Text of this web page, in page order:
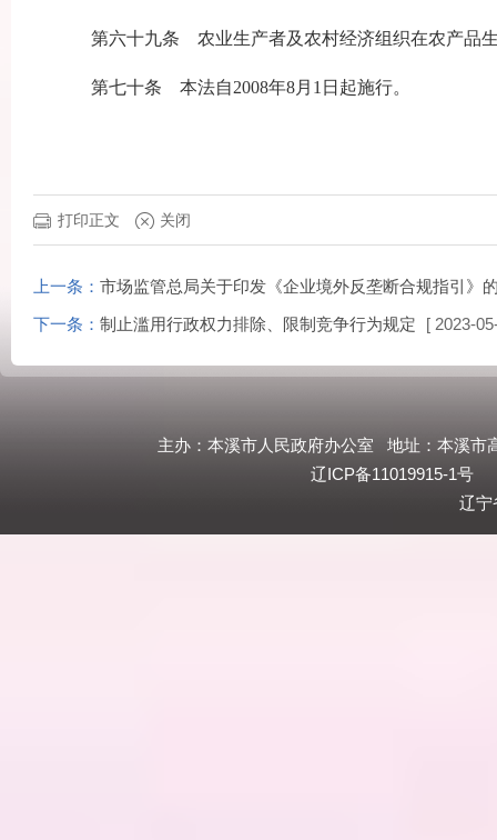
第六十九条 农业生产者及农村经济组织在农产品生
第七十条 本法自2008年8月1日起施行。
打印正文 关闭
上一条： 市场监管总局关于印发《企业境外反垄断合规指引》
下一条： 制止滥用行政权力排除、限制竞争行为规定 [ 2023-
主办：本溪市人民政府办公室 地址：本溪
辽ICP备11019915-1号
辽宁